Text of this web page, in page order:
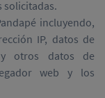
solicitadas.
incluyendo,
IP, datos de
otros datos de
web y los